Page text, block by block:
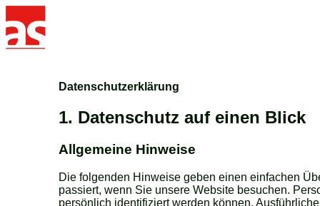
Datenschutzerklärung
1. Datenschutz auf einen Blick
Allgemeine Hinweise
Die folgenden Hinweise geben einen einfachen
passiert, wenn Sie unsere Website besuchen.
persönlich identifiziert werden können.